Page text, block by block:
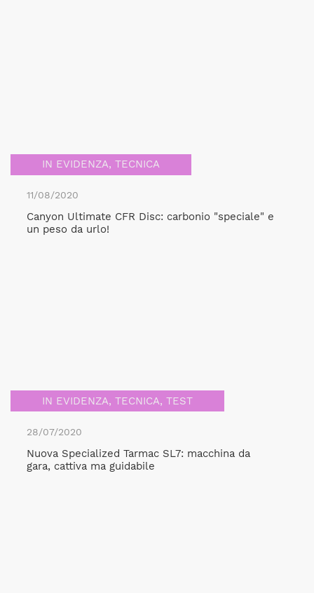
IN EVIDENZA, TECNICA
11/08/2020
Canyon Ultimate CFR Disc: carbonio "speciale" e
un peso da urlo!
IN EVIDENZA, TECNICA, TEST
28/07/2020
Nuova Specialized Tarmac SL7: macchina da
gara, cattiva ma guidabile